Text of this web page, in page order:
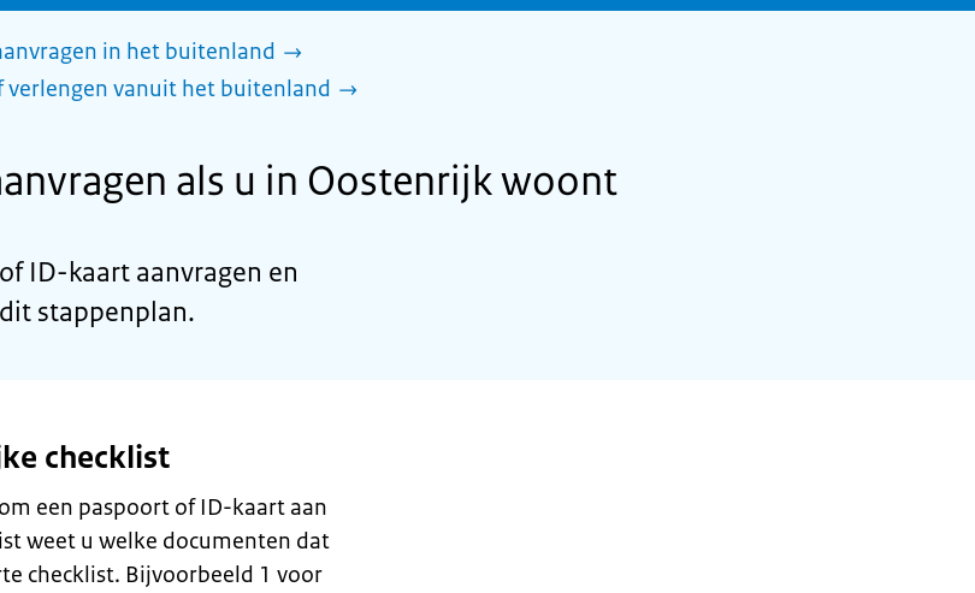
in het buitenland
vanuit het buitenland
als u in Oostenrijk woont
ID-kaart aanvragen en
stappenplan.
checklist
een paspoort of ID-kaart aan
weet u welke documenten dat
checklist. Bijvoorbeeld 1 voor